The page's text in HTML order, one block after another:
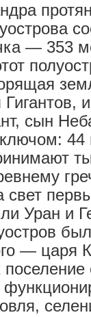
— 353
сын
44
свет
Уран и
— царя